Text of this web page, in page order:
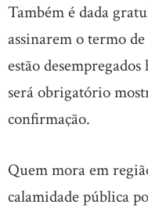
Também é dada
assinarem o termo
estão
será obrigatório
confirmação.
Quem mora em
calamidade pública